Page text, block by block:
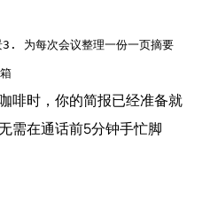
为每次会议整理一份一页摘要
啡时，你的简报已经准备就
需在通话前5分钟手忙脚